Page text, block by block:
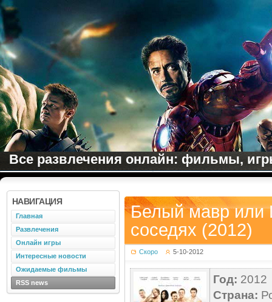
Все развлечения онлайн: фильмы,
Белый мавр или
соседях (2012)
Скоро 5-10-2012
Год: 2012
Страна:
НАВИГАЦИЯ
Главная
Развлечения
Онлайн игры
Интересные новости
Ожидаемые фильмы
RSS news